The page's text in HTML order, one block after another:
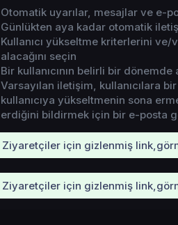
Otomatik uyarılar, mesajlar ve e-
Günlükten aya kadar otomatik
Kullanıcı yükseltme kriterlerini
alacağını seçin
Bir kullanıcının belirli bir
Varsayılan iletişim, kullanıcılara
kullanıcıya yükseltmenin sona
erdiğini bildirmek için bir e-posta
Ziyaretçiler için gizlenmiş
Ziyaretçiler için gizlenmiş